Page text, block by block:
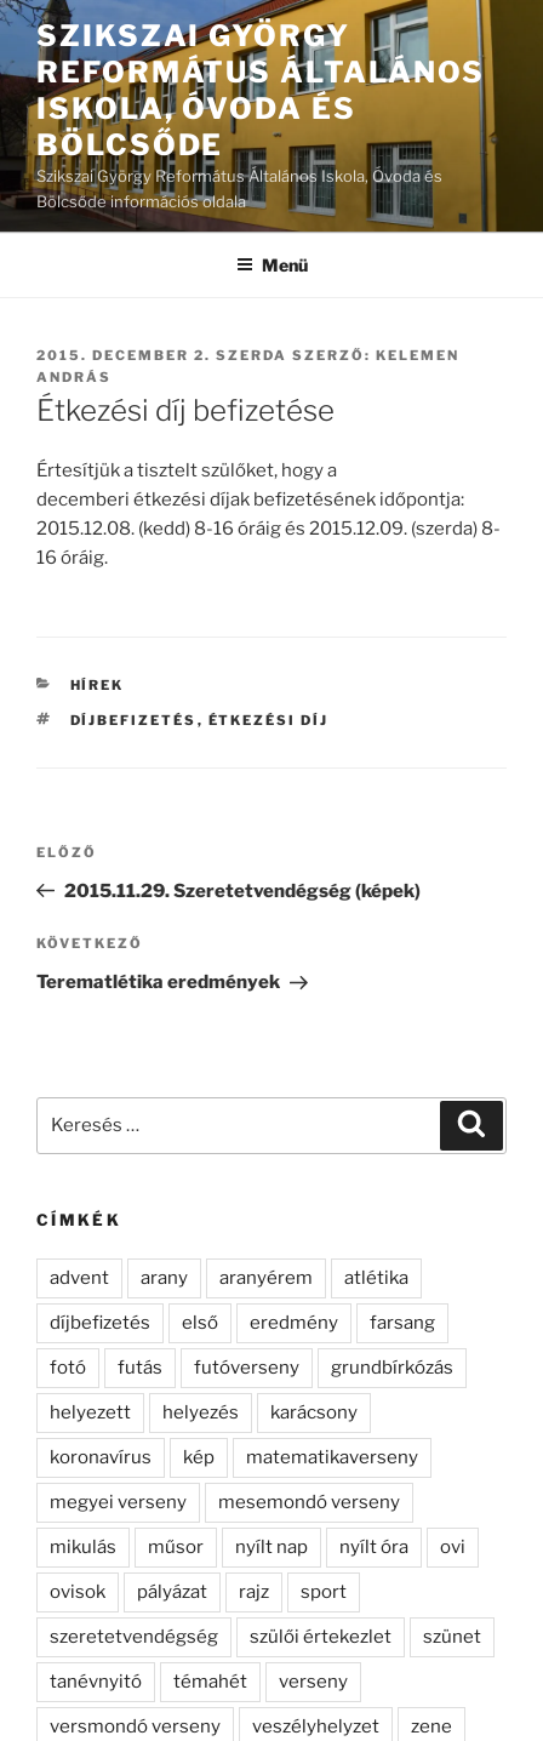
Tartalomhoz
SZIKSZAI GYÖRGY
REFORMÁTUS ÁLTALÁNOS
ISKOLA, ÓVODA ÉS
BÖLCSŐDE
Szikszai György Református Általános Iskola, Óvoda és
Bölcsőde információs oldala
Menü
BEKÜLDVE:
2015. DECEMBER 2. SZERDA SZERZŐ: KELEMEN
ANDRÁS
Étkezési díj befizetése
Értesítjük a tisztelt szülőket, hogy a
decemberi étkezési díjak befizetésének időpontja:
2015.12.08. (kedd) 8-16 óráig és 2015.12.09. (szerda) 8-
16 óráig.
KATEGÓRIÁK
HÍREK
CÍMKÉK
DÍJBEFIZETÉS , ÉTKEZÉSI DÍJ
Bejegyzés
Korábbi
bejegyzés
ELŐZŐ
2015.11.29. Szeretetvendégség (képek)
Következő
bejegyzés
KÖVETKEZŐ
Terematlétika eredmények
CÍMKÉK
advent arany aranyérem atlétika
díjbefizetés első eredmény farsang
fotó futás futóverseny grundbírkózás
helyezett helyezés karácsony
koronavírus kép matematikaverseny
megyei verseny mesemondó verseny
mikulás műsor nyílt nap nyílt óra ovi
ovisok pályázat rajz sport
szeretetvendégség szülői értekezlet szünet
tanévnyitó témahét verseny
versmondó verseny veszélyhelyzet zene